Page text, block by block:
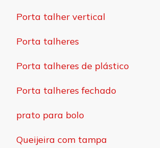
Porta talher vertical
Porta talheres
Porta talheres de plástico
Porta talheres fechado
prato para bolo
Queijeira com tampa